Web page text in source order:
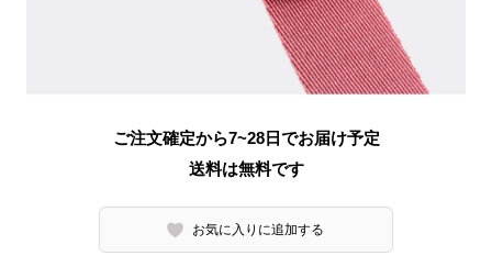
ご注文確定から7~28日でお届け予定
送料は無料です
お気に入りに追加する